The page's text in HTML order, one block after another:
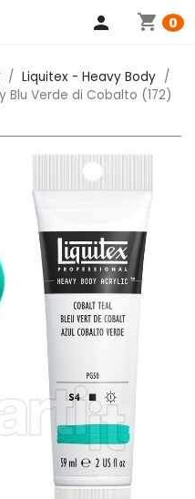
shopping_cart 0
person
Liquitex - Heavy Body
Blu Verde di Cobalto (172)